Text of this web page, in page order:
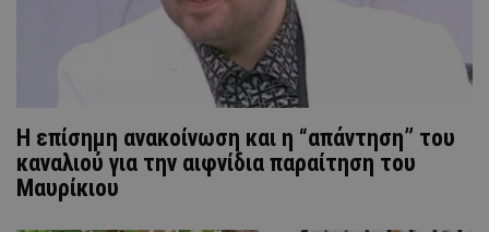
Η επίσημη ανακοίνωση και η “απάντηση” του
καναλιού για την αιφνίδια παραίτηση του
Μαυρίκιου